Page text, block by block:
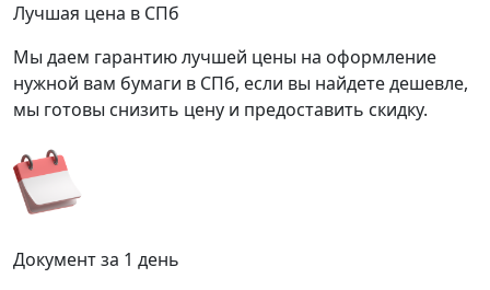
Лучшая цена в СПб
Мы даем гарантию лучшей цены на оформление
нужной вам бумаги в СПб, если вы найдете дешевле,
мы готовы снизить цену и предоставить скидку.
Документ за 1 день